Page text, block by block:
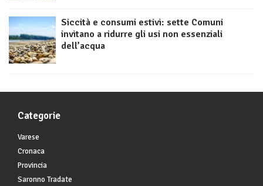
Siccità e consumi estivi: sette Comuni
invitano a ridurre gli usi non essenziali
dell’acqua
Categorie
Varese
Cronaca
Provincia
Saronno Tradate